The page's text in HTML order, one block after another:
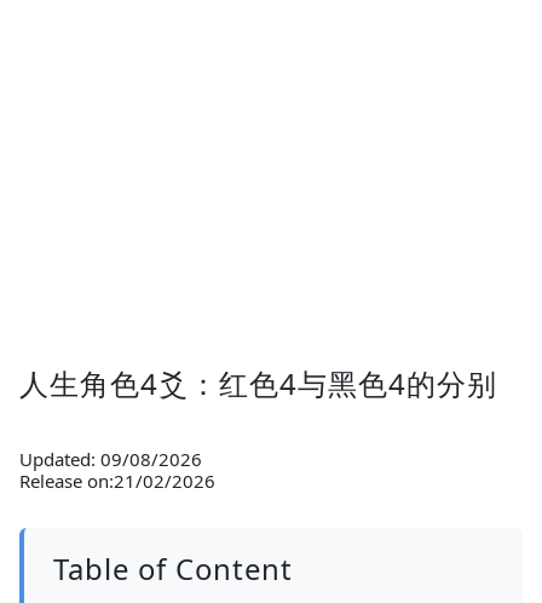
人生角色4爻：红色4与黑色4的分别
Updated: 09/08/2026
Release on:21/02/2026
Table of Content